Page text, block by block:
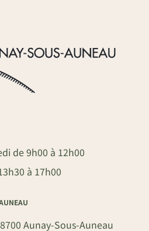
de 9h00 à 12h00
à 17h00
Aunay-Sous-Auneau